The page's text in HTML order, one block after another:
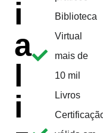
i
a
l
i
Biblioteca
Virtual
mais de
10 mil
Livros